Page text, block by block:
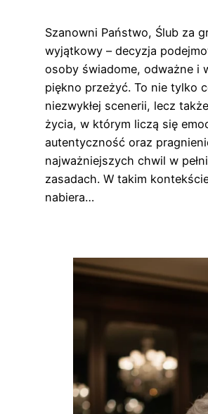
Szanowni Państwo, Ślub za
wyjątkowy – decyzja
osoby świadome, odważne i
piękno przeżyć. To nie tylko
niezwykłej scenerii, lecz
życia, w którym liczą się
autentyczność oraz
najważniejszych chwil w
zasadach. W takim
nabiera…